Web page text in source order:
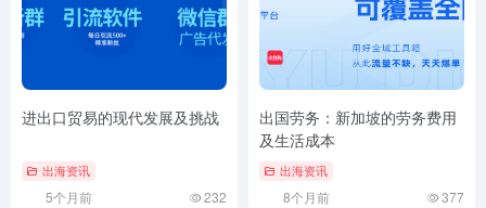
进出口贸易的现代发展及挑战
出海资讯
5个月前 232
出国劳务：新加坡的劳务费用
及生活成本
出海资讯
8个月前 377